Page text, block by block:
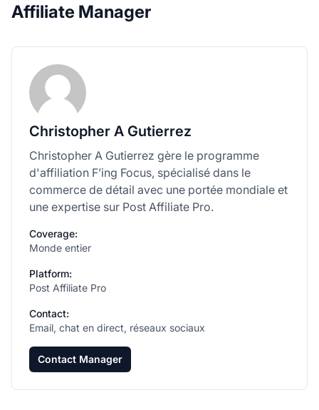
Affiliate Manager
Christopher A Gutierrez
Christopher A Gutierrez gère le programme
d'affiliation F’ing Focus, spécialisé dans le
commerce de détail avec une portée mondiale et
une expertise sur Post Affiliate Pro.
Coverage:
Monde entier
Platform:
Post Affiliate Pro
Contact:
Email, chat en direct, réseaux sociaux
Contact Manager